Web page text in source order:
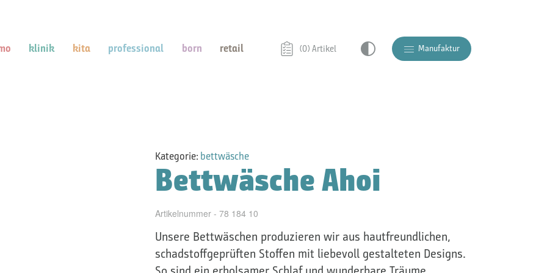
klinik kita professional born retail (0) Artikel Manufaktur
Kategorie: bettwäsche
Bettwäsche Ahoi
Artikelnummer - 78 184 10
Unsere Bettwäschen produzieren wir aus hautfreundlichen,
schadstoffgeprüften Stoffen mit liebevoll gestalteten Designs.